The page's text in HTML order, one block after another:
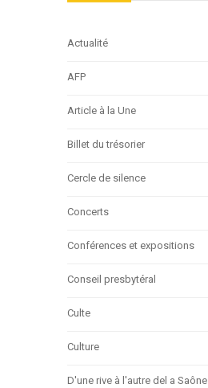
Actualité
AFP
Article à la Une
Billet du trésorier
Cercle de silence
Concerts
Conférences et expositions
Conseil presbytéral
Culte
Culture
D'une rive à l'autre del a Saône